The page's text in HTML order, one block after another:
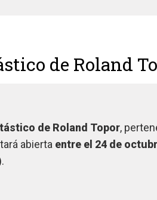
de Roland
de Roland Topor,
abierta entre el 24 de
.